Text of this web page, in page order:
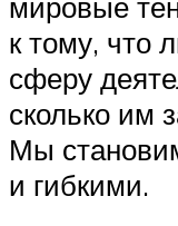
к тому, что
сферу
сколько им
Мы
и гибкими.